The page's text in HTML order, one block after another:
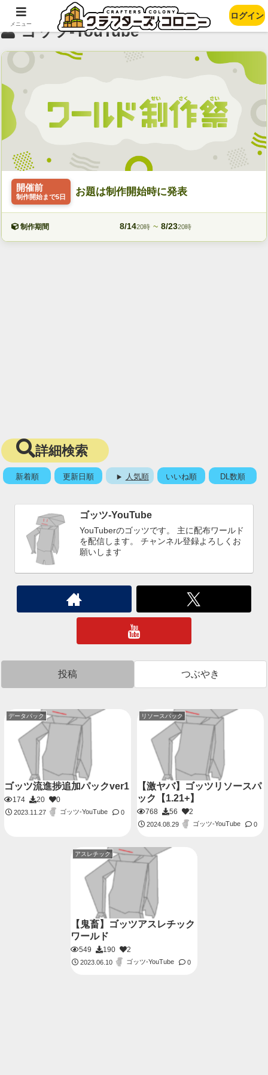
ゴッツ-YouTube
開催前
制作開始まで5日 お題は制作開始時に発表
制作期間 8/1420時 ~ 8/2320時
詳細検索
新着順 更新日順 人気順 いいね順 DL数順
ゴッツ-YouTube
YouTuberのゴッツです。 主に配布ワールド
を配信します。 チャンネル登録よろしくお
願いします
投稿 つぶやき
データパック
ゴッツ流進捗追加パックver1
174 20 0
2023.11.27 ゴッツ-YouTube 0
リソースパック
【激ヤバ】ゴッツリソースパ
ック【1.21+】
768 56 2
2024.08.29 ゴッツ-YouTube 0
アスレチック
【鬼畜】ゴッツアスレチック
ワールド
549 190 2
2023.06.10 ゴッツ-YouTube 0
メニュー
ログイン